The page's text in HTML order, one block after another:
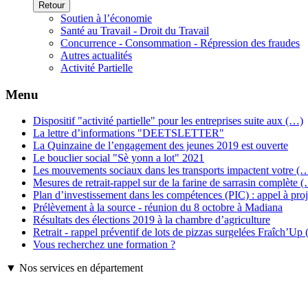
Retour
Soutien à l’économie
Santé au Travail - Droit du Travail
Concurrence - Consommation - Répression des fraudes
Autres actualités
Activité Partielle
Menu
Dispositif "activité partielle" pour les entreprises suite aux (…)
La lettre d’informations "DEETSLETTER"
La Quinzaine de l’engagement des jeunes 2019 est ouverte
Le bouclier social "Sè yonn a lot" 2021
Les mouvements sociaux dans les transports impactent votre
Mesures de retrait-rappel sur de la farine de sarrasin complète
Plan d’investissement dans les compétences (PIC) : appel à
Prélèvement à la source - réunion du 8 octobre à Madiana
Résultats des élections 2019 à la chambre d’agriculture
Retrait - rappel préventif de lots de pizzas surgelées
Vous recherchez une formation ?
▼ Nos services en département